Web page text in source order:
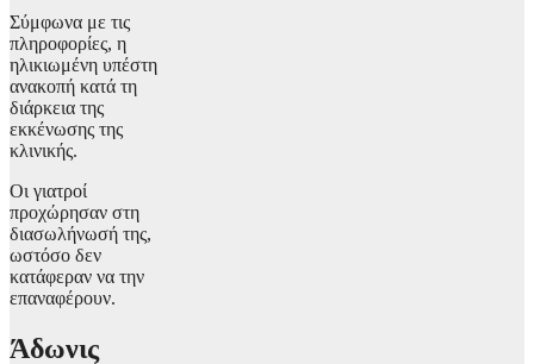
Σύμφωνα με τις
πληροφορίες, η
ηλικιωμένη υπέστη
ανακοπή κατά τη
διάρκεια της
εκκένωσης της
κλινικής.
Οι γιατροί
προχώρησαν στη
διασωλήνωσή της,
ωστόσο δεν
κατάφεραν να την
επαναφέρουν.
Άδωνις